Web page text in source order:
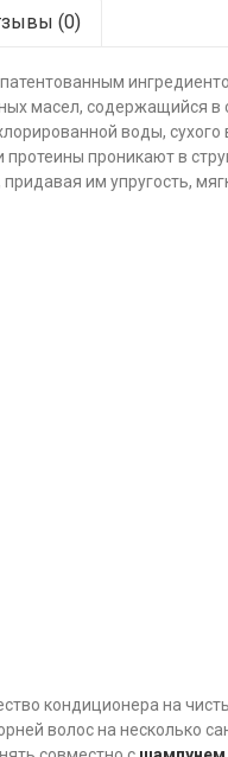
(0)
масел, содержащийся
воды,
проникают в
им упругость,
кондиционера на
волос на несколько